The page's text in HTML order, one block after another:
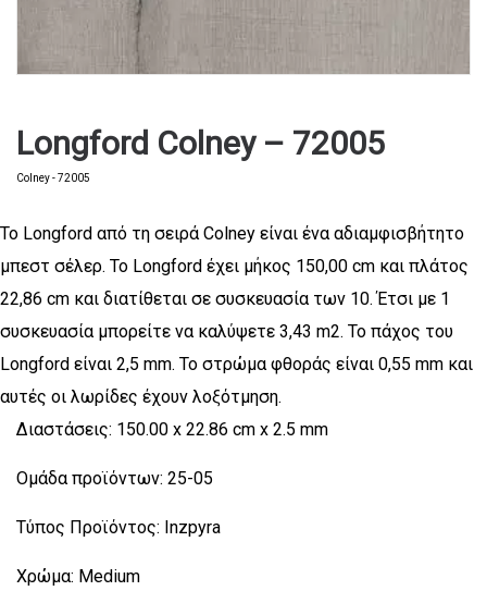
Longford Colney – 72005
Colney - 72005
Το Longford από τη σειρά Colney είναι ένα αδιαμφισβήτητο
μπεστ σέλερ. Το Longford έχει μήκος 150,00 cm και πλάτος
22,86 cm και διατίθεται σε συσκευασία των 10. Έτσι με 1
συσκευασία μπορείτε να καλύψετε 3,43 m2. Το πάχος του
Longford είναι 2,5 mm. Το στρώμα φθοράς είναι 0,55 mm και
αυτές οι λωρίδες έχουν λοξότμηση.
Διαστάσεις: 150.00 x 22.86 cm x 2.5 mm
Ομάδα προϊόντων: 25-05
Τύπος Προϊόντος: Inzpyra
Χρώμα: Medium